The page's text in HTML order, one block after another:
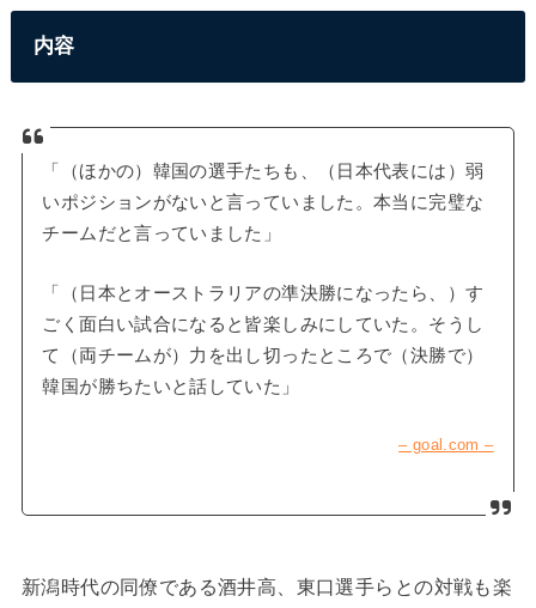
内容
「（ほかの）韓国の選手たちも、（日本代表には）弱
いポジションがないと言っていました。本当に完璧な
チームだと言っていました」
「（日本とオーストラリアの準決勝になったら、）す
ごく面白い試合になると皆楽しみにしていた。そうし
て（両チームが）力を出し切ったところで（決勝で）
韓国が勝ちたいと話していた」
– goal.com –
新潟時代の同僚である酒井高、東口選手らとの対戦も楽